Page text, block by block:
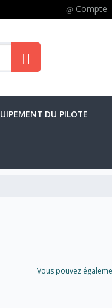
Compte
DU PILOTE
Vous pouvez